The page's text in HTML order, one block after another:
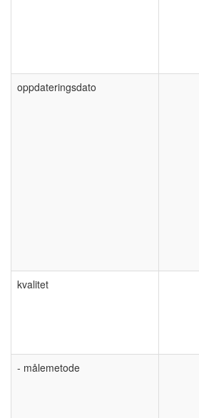
oppdateringsdato
kvalitet
- målemetode